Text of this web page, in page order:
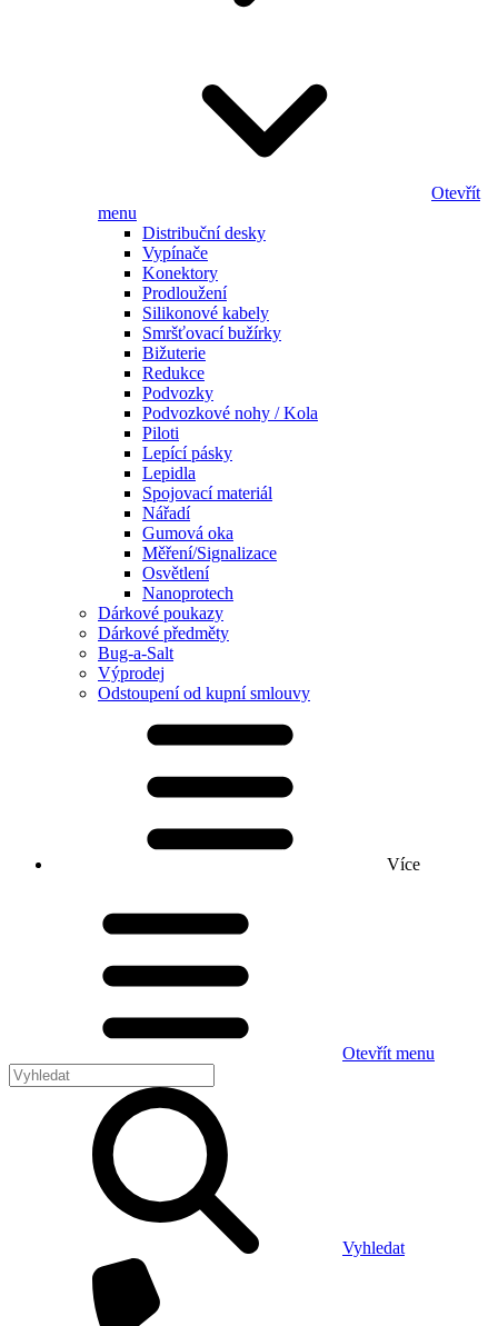
Otevřít
menu
Distribuční desky
Vypínače
Konektory
Prodloužení
Silikonové kabely
Smršťovací bužírky
Bižuterie
Redukce
Podvozky
Podvozkové nohy / Kola
Piloti
Lepící pásky
Lepidla
Spojovací materiál
Nářadí
Gumová oka
Měření/Signalizace
Osvětlení
Nanoprotech
Dárkové poukazy
Dárkové předměty
Bug-a-Salt
Výprodej
Odstoupení od kupní smlouvy
Více
Otevřít menu
Vyhledat